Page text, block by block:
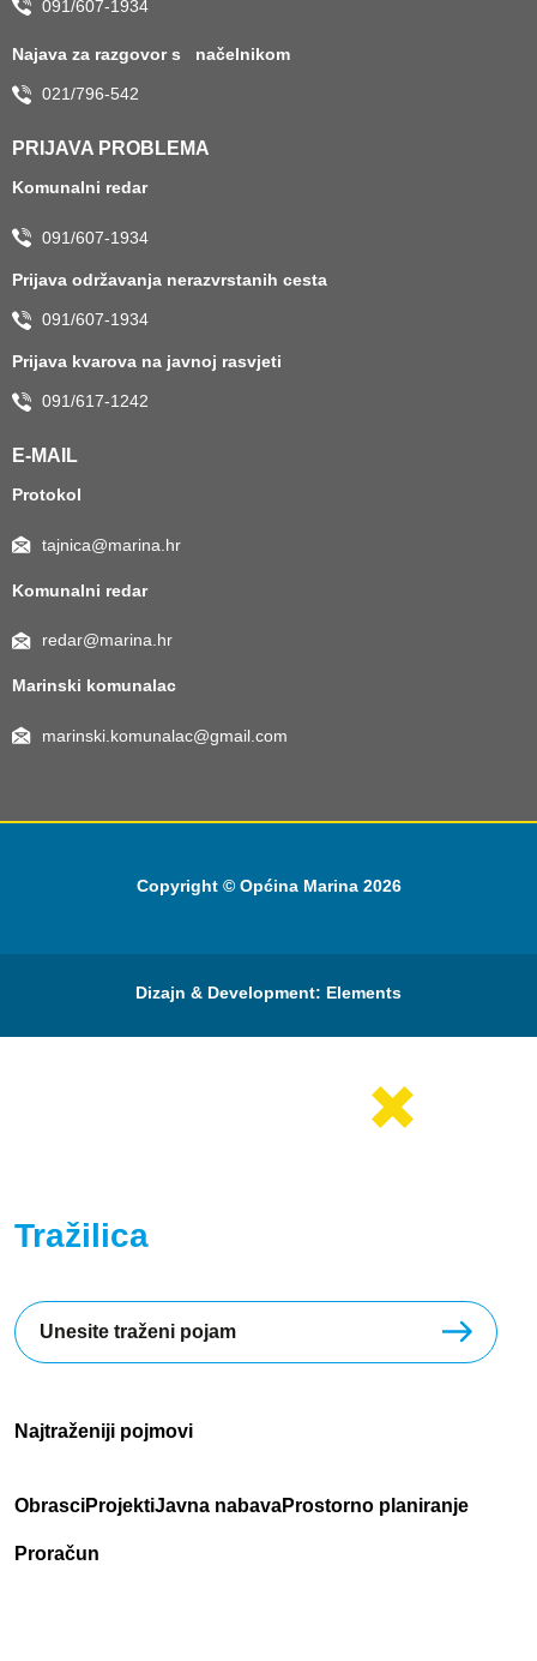
091/607-1934
Najava za razgovor s načelnikom
021/796-542
PRIJAVA PROBLEMA
Komunalni redar
091/607-1934
Prijava održavanja nerazvrstanih cesta
091/607-1934
Prijava kvarova na javnoj rasvjeti
091/617-1242
E-MAIL
Protokol
tajnica@marina.hr
Komunalni redar
redar@marina.hr
Marinski komunalac
marinski.komunalac@gmail.com
Copyright © Općina Marina 2026
Dizajn & Development: Elements
Tražilica
Najtraženiji pojmovi
ObrasciProjektiJavna nabavaProstorno planiranje
Proračun